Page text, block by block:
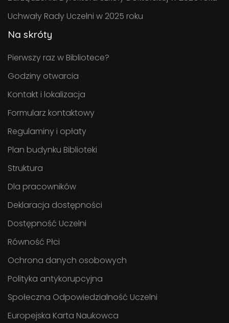
Uchwały Rady Uczelni w 2025 roku
Na skróty
Pierwszy raz w Bibliotece?
Godziny otwarcia
Kontakt i lokalizacja
Formularz kontaktowy
Regulaminy i opłaty
Plan budynku Biblioteki
Struktura
Dla pracowników
Deklaracja dostępności
Dostępność Uczelni
Równość Płci
Ochrona danych osobowych
Polityka antykorupcyjna
Społeczna Odpowiedzialność Uczelni
Europejska Karta Naukowca